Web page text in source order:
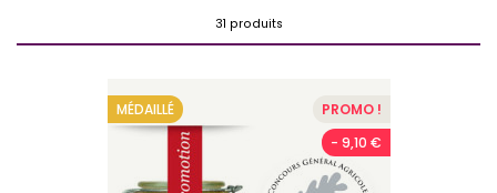
31 produits
MÉDAILLÉ
PROMO !
- 9,10 €